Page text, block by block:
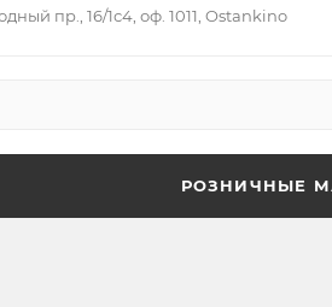
пр., 16/1с4, оф. 1011, Ostankino
РОЗНИЧНЫЕ